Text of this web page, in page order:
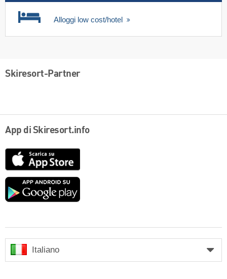
Alloggi low cost/hotel
Skiresort-Partner
App di Skiresort.info
Google
Italiano